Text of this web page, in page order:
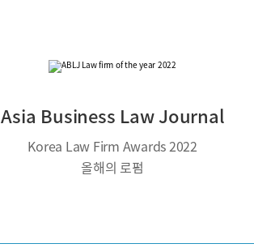
Asia Business Law Journal
Korea Law Firm Awards 2022
올해의 로펌